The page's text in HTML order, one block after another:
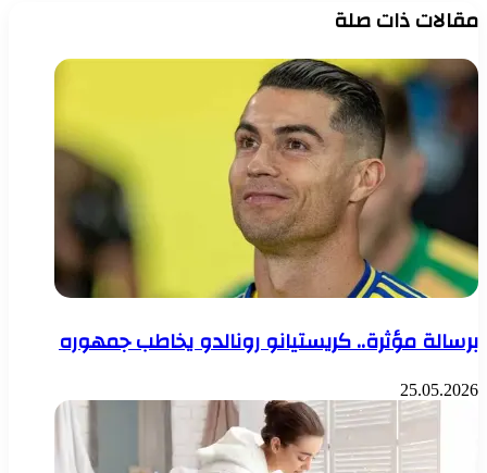
مقالات ذات صلة
برسالة مؤثرة.. كريستيانو رونالدو يخاطب جمهوره
25.05.2026